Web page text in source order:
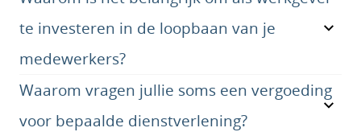
te investeren in de loopbaan van je
medewerkers?
Waarom vragen jullie soms een vergoeding
voor bepaalde dienstverlening?